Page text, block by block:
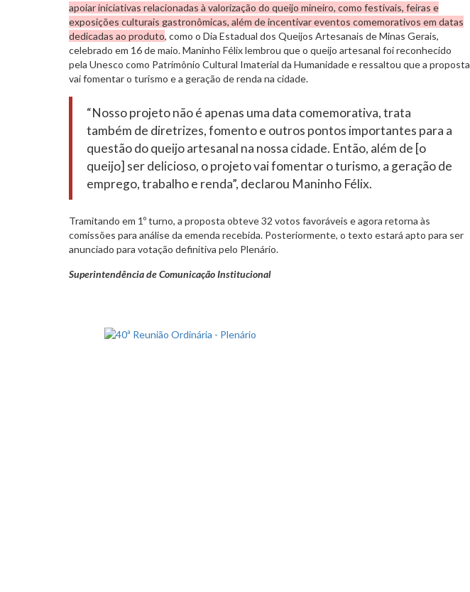
apoiar iniciativas relacionadas à valorização do queijo mineiro, como festivais, feiras e
exposições culturais gastronômicas, além de incentivar eventos comemorativos em datas
dedicadas ao produto, como o Dia Estadual dos Queijos Artesanais de Minas Gerais,
celebrado em 16 de maio. Maninho Félix lembrou que o queijo artesanal foi reconhecido
pela Unesco como Patrimônio Cultural Imaterial da Humanidade e ressaltou que a proposta
vai fomentar o turismo e a geração de renda na cidade.
“Nosso projeto não é apenas uma data comemorativa, trata
também de diretrizes, fomento e outros pontos importantes para a
questão do queijo artesanal na nossa cidade. Então, além de [o
queijo] ser delicioso, o projeto vai fomentar o turismo, a geração de
emprego, trabalho e renda”, declarou Maninho Félix.
Tramitando em 1º turno, a proposta obteve 32 votos favoráveis e agora retorna às
comissões para análise da emenda recebida. Posteriormente, o texto estará apto para ser
anunciado para votação definitiva pelo Plenário.
Superintendência de Comunicação Institucional